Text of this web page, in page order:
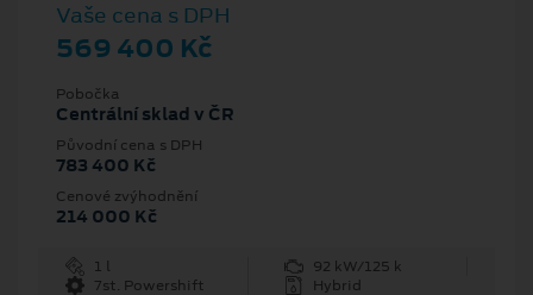
Vaše cena s DPH
569 400 Kč
Pobočka
Centrální sklad v ČR
Původní cena s DPH
783 400 Kč
Cenové zvýhodnění
214 000 Kč
1 l
92 kW/125 k
7st. Powershift
Hybrid